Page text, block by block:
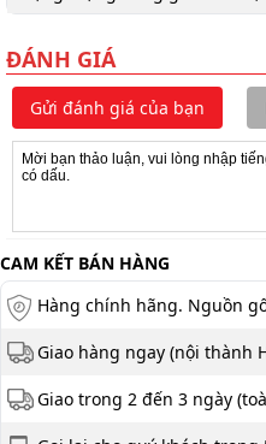
ĐÁNH GIÁ
Gửi đánh giá của bạn
CAM KẾT BÁN HÀNG
Hàng chính hãng. Nguồn
Giao hàng ngay (nội thành
Giao trong 2 đến 3 ngày